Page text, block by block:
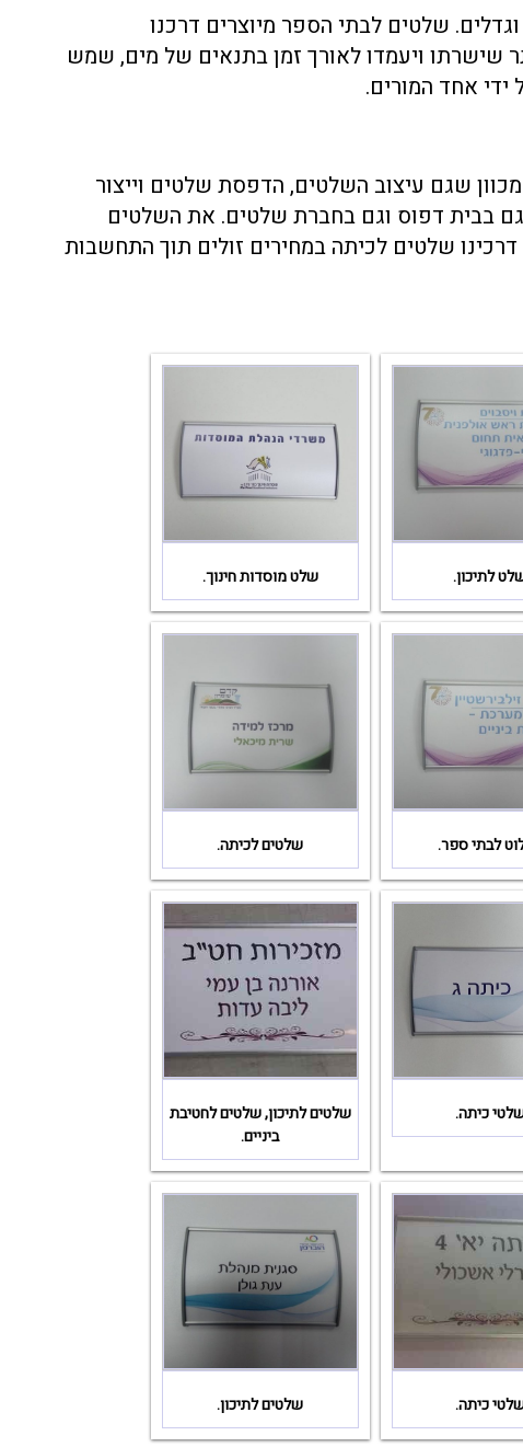
שלטים לבתי הספר מיוצרים דרכנו
שישרתו ויעמדו לאורך זמן בתנאים של מים, שמש
ידי אחד המורים.
שגם עיצוב השלטים, הדפסת שלטים וייצור
בבית דפוס וגם בחברת שלטים. את השלטים
דרכינו שלטים לכיתה במחירים זולים תוך התחשבות
לתיכון. שלט מוסדות חינוך.
לבתי ספר. שלטים לכיתה.
כיתה.
שלטים לתיכון, שלטים לחטיבת
ביניים.
כיתה. שלטים לתיכון.